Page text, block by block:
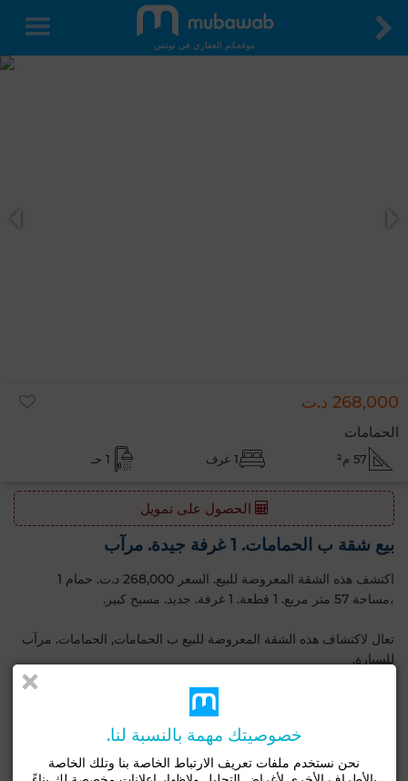
موقعكم العقاري في تونس
268,000 د.ت
الحمامات
57 م² 1 غرف 1 حـ
الحصول على تمويل
بيع شقة ب الحمامات. 1 غرفة جيدة. مرآب
اكتشف هذه الشقة المعروضة للبيع. السعر 268,000 د.ت. حمام 1
،مساحة 57 متر مربع. 1 قطعة. 1 غرفة. جديد. مسبح كبير.
تعال لاكتشاف هذه الشقة المعروضة للبيع ب الحمامات, الحمامات. مرآب
للسيارة.
شقة
الحالة
بحالة جيدة / صالح للسكن
خصوصيتك مهمة بالنسبة لنا.
نحن نستخدم ملفات تعريف الارتباط الخاصة بنا وتلك الخاصة